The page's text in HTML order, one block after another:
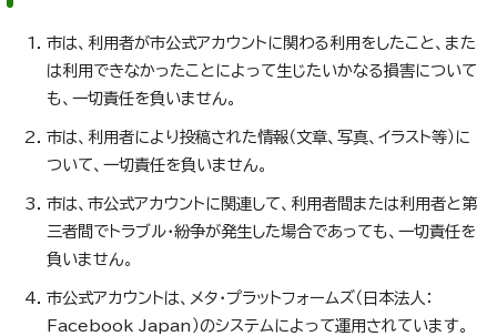
市は、利用者が市公式アカウントに関わる利用をしたこと、また
は利用できなかったことによって生じたいかなる損害について
も、一切責任を負いません。
市は、利用者により投稿された情報（文章、写真、イラスト等）に
ついて、一切責任を負いません。
市は、市公式アカウントに関連して、利用者間または利用者と第
三者間でトラブル・紛争が発生した場合であっても、一切責任を
負いません。
市公式アカウントは、メタ・プラットフォームズ（日本法人：
Facebook Japan）のシステムによって運用されています。